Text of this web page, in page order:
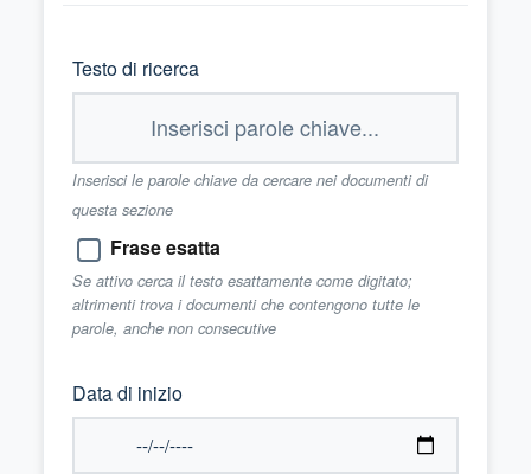
Testo di ricerca
Inserisci le parole chiave da cercare nei documenti di
questa sezione
Frase esatta
Se attivo cerca il testo esattamente come digitato;
altrimenti trova i documenti che contengono tutte le
parole, anche non consecutive
Data di inizio